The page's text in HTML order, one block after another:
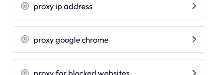
proxy ip address
proxy google chrome
proxy for blocked websites